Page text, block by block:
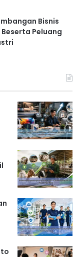
Bisnis
Peluang